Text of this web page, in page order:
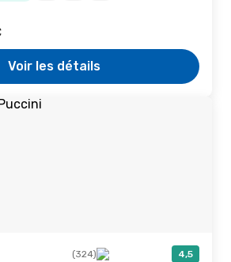
Voir les détails
(324) 4,5